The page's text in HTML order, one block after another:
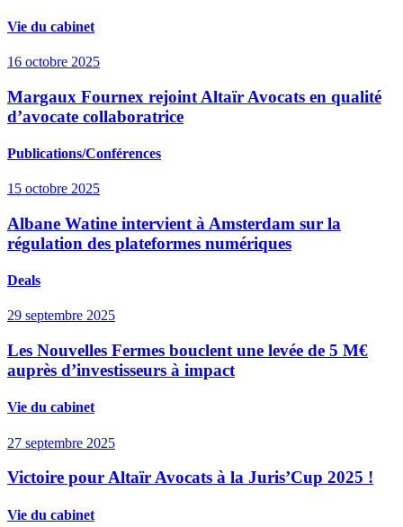
Vie du cabinet
16 octobre 2025
Margaux Fournex rejoint Altaïr Avocats en qualité
d’avocate collaboratrice
Publications/Conférences
15 octobre 2025
Albane Watine intervient à Amsterdam sur la
régulation des plateformes numériques
Deals
29 septembre 2025
Les Nouvelles Fermes bouclent une levée de 5 M€
auprès d’investisseurs à impact
Vie du cabinet
27 septembre 2025
Victoire pour Altaïr Avocats à la Juris’Cup 2025 !
Vie du cabinet